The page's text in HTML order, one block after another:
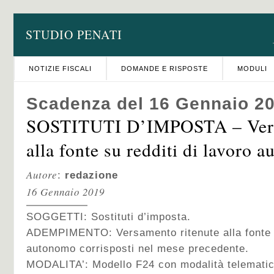
STUDIO PENATI
NOTIZIE FISCALI DOMANDE E RISPOSTE MODULI
Scadenza del 16 Gennaio
SOSTITUTI D’IMPOSTA –
alla fonte su redditi di lavoro
Autore: redazione
16 Gennaio 2019
SOGGETTI: Sostituti d’imposta.
ADEMPIMENTO: Versamento ritenute alla
autonomo corrisposti nel mese precedente.
MODALITA’: Modello F24 con modalità